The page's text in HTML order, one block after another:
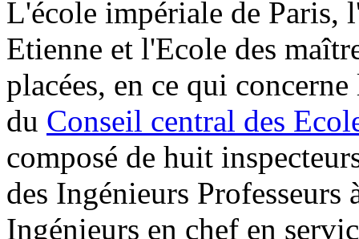
L'école impériale de Paris,
Etienne et l'Ecole des
placées, en ce qui
du Conseil central des
composé de huit
des Ingénieurs Professeurs
Ingénieurs en chef en